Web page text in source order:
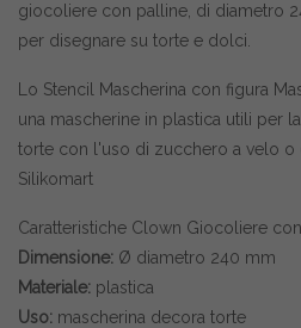
giocoliere con palline, di diametro
per disegnare su torte e dolci.
Lo Stencil Mascherina con figura
una mascherine in plastica utili per
torte con l'uso di zucchero a velo
Silikomart
Caratteristiche Clown Giocoliere
Dimensione: Ø diametro 240 mm
Materiale: plastica
Uso: mascherina decora torte